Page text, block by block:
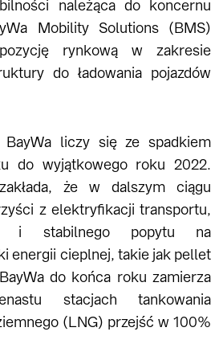
należąca do koncernu
Mobility Solutions (BMS)
rynkową w zakresie
do ładowania pojazdów
liczy się ze spadkiem
do wyjątkowego roku 2022.
że w dalszym ciągu
z elektryfikacji transportu,
i stabilnego popytu na
energii cieplnej, takie jak pellet
do końca roku zamierza
stacjach tankowania
(LNG) przejść w 100%